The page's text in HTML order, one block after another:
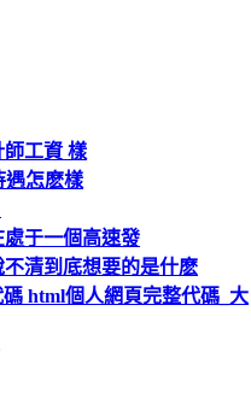
工資 樣
遇怎麽樣
于一個高速發
清到底想要的是什麽
html個人網頁完整代碼_大